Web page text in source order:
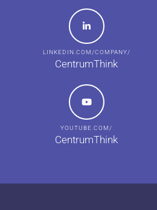
LINKEDIN.COM/COMPANY/
CentrumThink
YOUTUBE.COM/
CentrumThink